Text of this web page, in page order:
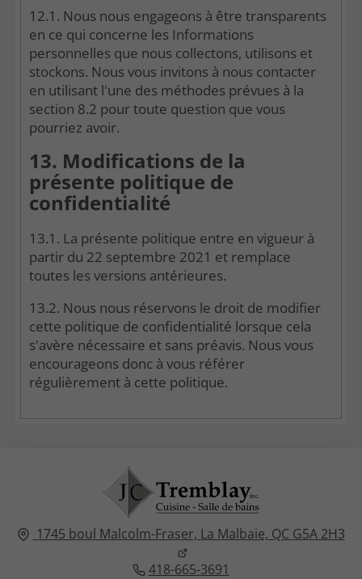
12.1. Nous nous engageons à être transparents
en ce qui concerne les Informations
personnelles que nous collectons, utilisons et
stockons. Nous vous invitons à nous contacter
en utilisant l'une des méthodes prévues à la
section 8.2 pour toute question que vous
pourriez avoir.
13. Modifications de la
présente politique de
confidentialité
13.1. La présente politique entre en vigueur à
partir du 22 septembre 2021 et remplace
toutes les versions antérieures.
13.2. Nous nous réservons le droit de modifier
cette politique de confidentialité lorsque cela
s'avère nécessaire et sans préavis. Nous vous
encourageons donc à vous référer
régulièrement à cette politique.
1745 boul Malcolm-Fraser, La Malbaie, QC G5A 2H3
418-665-3691